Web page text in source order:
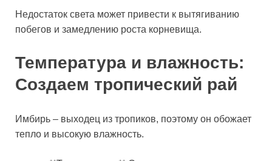
Недостаток света может привести к вытягиванию
побегов и замедлению роста корневища.
Температура и влажность:
Создаем тропический рай
Имбирь – выходец из тропиков, поэтому он обожает
тепло и высокую влажность.